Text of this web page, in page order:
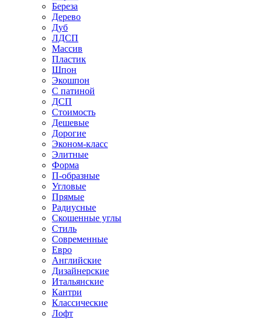
Береза
Дерево
Дуб
ЛДСП
Массив
Пластик
Шпон
Экошпон
С патиной
ДСП
Стоимость
Дешевые
Дорогие
Эконом-класс
Элитные
Форма
П-образные
Угловые
Прямые
Радиусные
Скошенные углы
Стиль
Современные
Евро
Английские
Дизайнерские
Итальянские
Кантри
Классические
Лофт